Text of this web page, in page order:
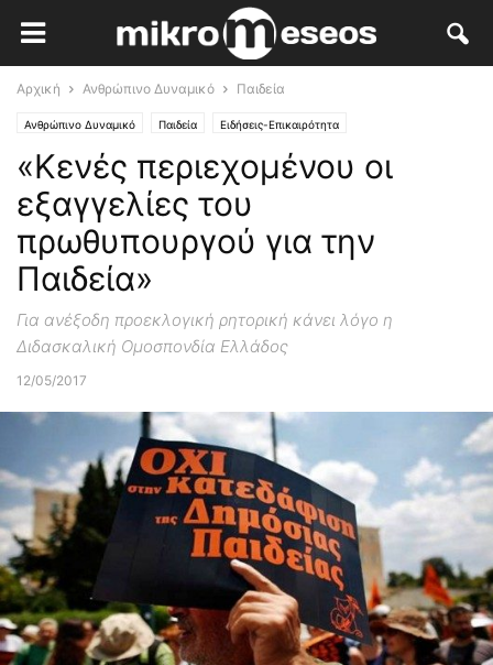
Αρχική Ανθρώπινο Δυναμικό Παιδεία
Ανθρώπινο Δυναμικό Παιδεία Ειδήσεις-Επικαιρότητα
«Κενές περιεχομένου οι
εξαγγελίες του
πρωθυπουργού για την
Παιδεία»
Για ανέξοδη προεκλογική ρητορική κάνει λόγο η
Διδασκαλική Ομοσπονδία Ελλάδος
12/05/2017